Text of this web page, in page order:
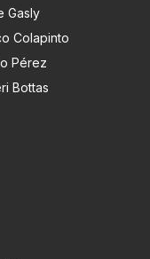
Gasly
Colapinto
Pérez
Bottas